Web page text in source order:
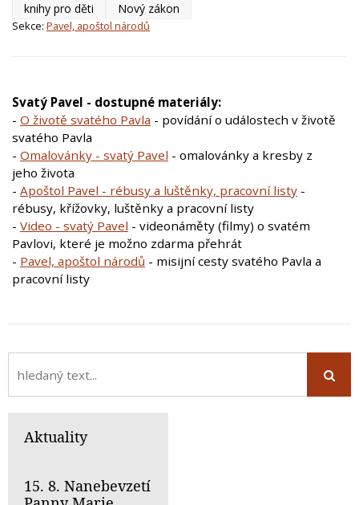
knihy pro děti
Nový zákon
Sekce: Pavel, apoštol národů
Svatý Pavel - dostupné materiály:
- O životě svatého Pavla - povídání o událostech v životě
svatého Pavla
- Omalovánky - svatý Pavel - omalovánky a kresby z
jeho života
- Apoštol Pavel - rébusy a luštěnky, pracovní listy -
rébusy, křížovky, luštěnky a pracovní listy
- Video - svatý Pavel - videonáměty (filmy) o svatém
Pavlovi, které je možno zdarma přehrát
- Pavel, apoštol národů - misijní cesty svatého Pavla a
pracovní listy
Aktuality
15. 8. Nanebevzetí